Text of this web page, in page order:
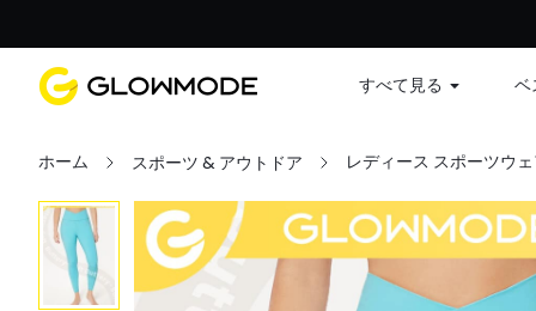
すべて見る ベ
ホーム スポーツ & アウトドア レディース スポーツウ